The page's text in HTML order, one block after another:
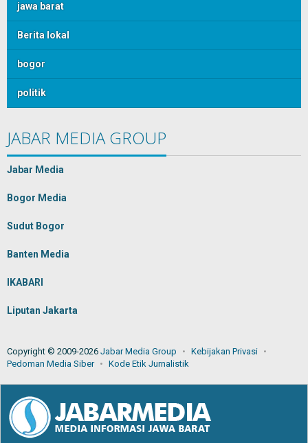
jawa barat
Berita lokal
bogor
politik
JABAR MEDIA GROUP
Jabar Media
Bogor Media
Sudut Bogor
Banten Media
IKABARI
Liputan Jakarta
Copyright © 2009-2026 Jabar Media Group
Kebijakan Privasi
Pedoman Media Siber
Kode Etik Jurnalistik